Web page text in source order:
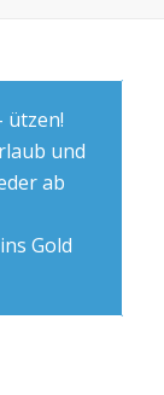
ützen!
und
ab
Gold